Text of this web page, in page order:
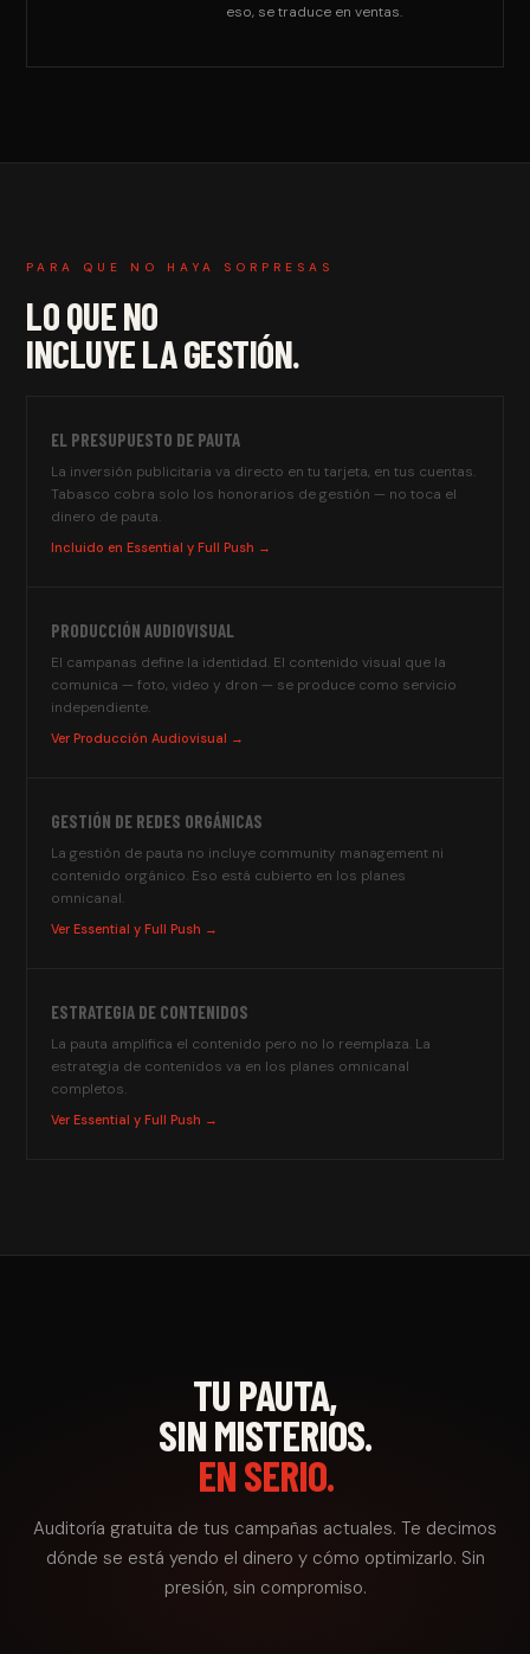
eso, se traduce en ventas.
PARA QUE NO HAYA SORPRESAS
LO QUE NO
INCLUYE LA GESTIÓN.
EL PRESUPUESTO DE PAUTA
La inversión publicitaria va directo en tu tarjeta, en tus cuentas.
Tabasco cobra solo los honorarios de gestión — no toca el
dinero de pauta.
Incluido en Essential y Full Push →
PRODUCCIÓN AUDIOVISUAL
El campanas define la identidad. El contenido visual que la
comunica — foto, video y dron — se produce como servicio
independiente.
Ver Producción Audiovisual →
GESTIÓN DE REDES ORGÁNICAS
La gestión de pauta no incluye community management ni
contenido orgánico. Eso está cubierto en los planes
omnicanal.
Ver Essential y Full Push →
ESTRATEGIA DE CONTENIDOS
La pauta amplifica el contenido pero no lo reemplaza. La
estrategia de contenidos va en los planes omnicanal
completos.
Ver Essential y Full Push →
TU PAUTA,
SIN MISTERIOS.
EN SERIO.
Auditoría gratuita de tus campañas actuales. Te decimos
dónde se está yendo el dinero y cómo optimizarlo. Sin
presión, sin compromiso.